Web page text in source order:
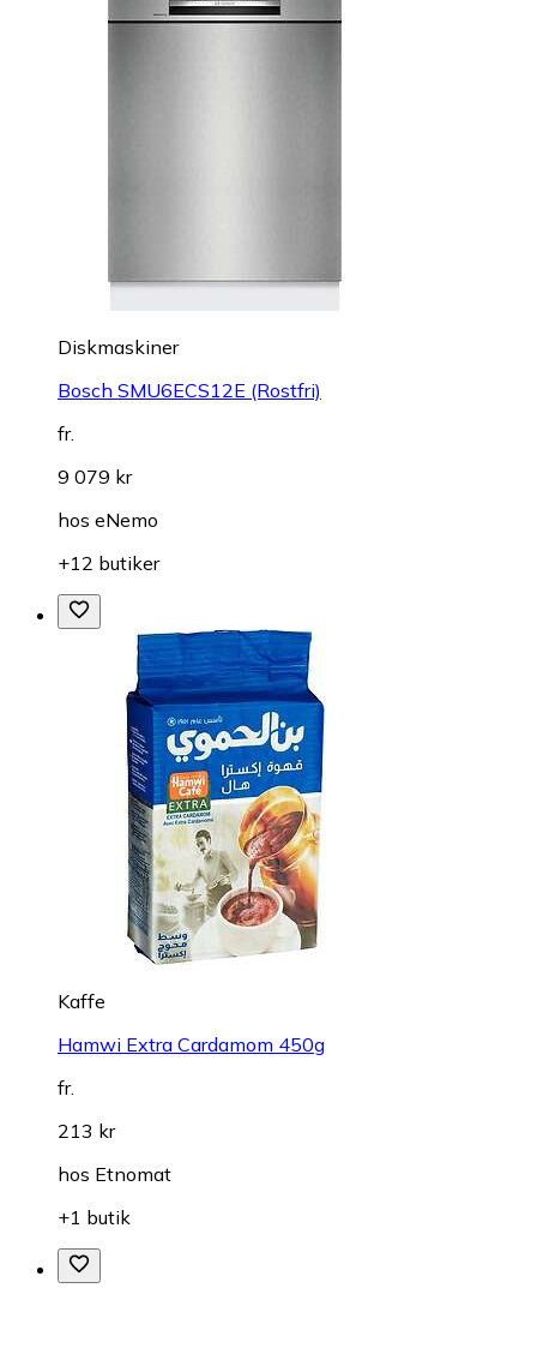
Diskmaskiner
Bosch SMU6ECS12E (Rostfri)
fr.
9 079 kr
hos eNemo
+12 butiker
Kaffe
Hamwi Extra Cardamom 450g
fr.
213 kr
hos Etnomat
+1 butik